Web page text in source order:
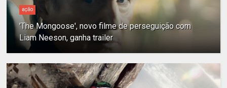
ação
'The Mongoose', novo filme de perseguição com
Liam Neeson, ganha trailer